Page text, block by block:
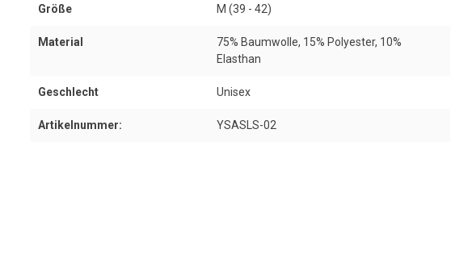
Größe M (39 - 42)
Material
75% Baumwolle, 15% Polyester, 10%
Elasthan
Geschlecht Unisex
Artikelnummer: YSASLS-02